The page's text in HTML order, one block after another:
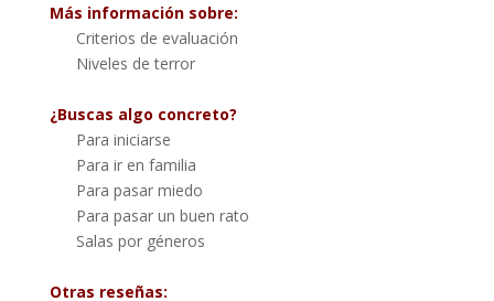
Más información sobre:
Criterios de evaluación
Niveles de terror
¿Buscas algo concreto?
Para iniciarse
Para ir en familia
Para pasar miedo
Para pasar un buen rato
Salas por géneros
Otras reseñas: